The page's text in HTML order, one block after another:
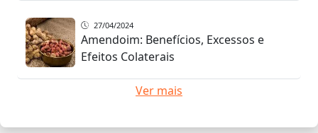
27/04/2024
Amendoim: Benefícios, Excessos e
Efeitos Colaterais
Ver mais